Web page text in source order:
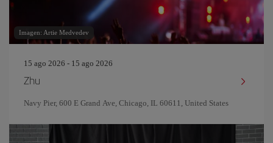
Imagen: Artie Medvedev
15 ago 2026 - 15 ago 2026
Zhu
Navy Pier, 600 E Grand Ave, Chicago, IL 60611, United States